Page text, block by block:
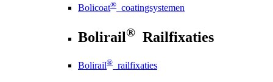
Bolicoat® coatingsystemen
Bolirail® Railfixaties
Bolirail® railfixaties